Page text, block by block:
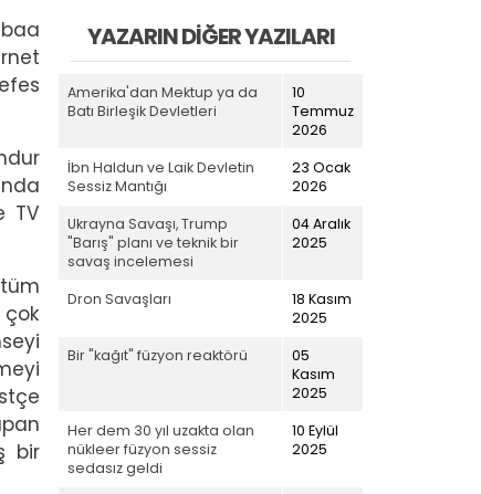
TV
çok
bir
YAZARIN DIĞER YAZILARI
Amerika'dan Mektup ya da
Batı Birleşik Devletleri
10
Temmuz
2026
İbn Haldun ve Laik Devletin
Sessiz Mantığı
23 Ocak
2026
Ukrayna Savaşı, Trump
"Barış" planı ve teknik bir
savaş incelemesi
04 Aralık
2025
Dron Savaşları
18 Kasım
2025
Bir "kağıt" füzyon reaktörü
05
Kasım
2025
Her dem 30 yıl uzakta olan
nükleer füzyon sessiz
sedasız geldi
10 Eylül
2025